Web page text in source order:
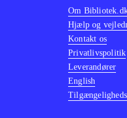
Om
Hjælp og
Kontakt os
Privatlivspolitik
Leverandører
English